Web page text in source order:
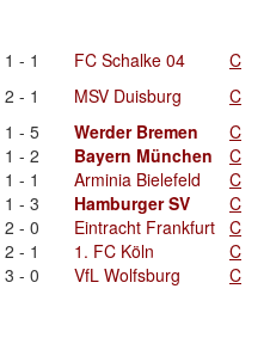
1 - 1 FC Schalke 04
C
2 - 1 MSV Duisburg
C
1 - 5 Werder Bremen
C
1 - 2 Bayern München
C
1 - 1 Arminia Bielefeld
C
1 - 3 Hamburger SV
C
2 - 0 Eintracht Frankfurt C
2 - 1 1. FC Köln
C
3 - 0 VfL Wolfsburg
C